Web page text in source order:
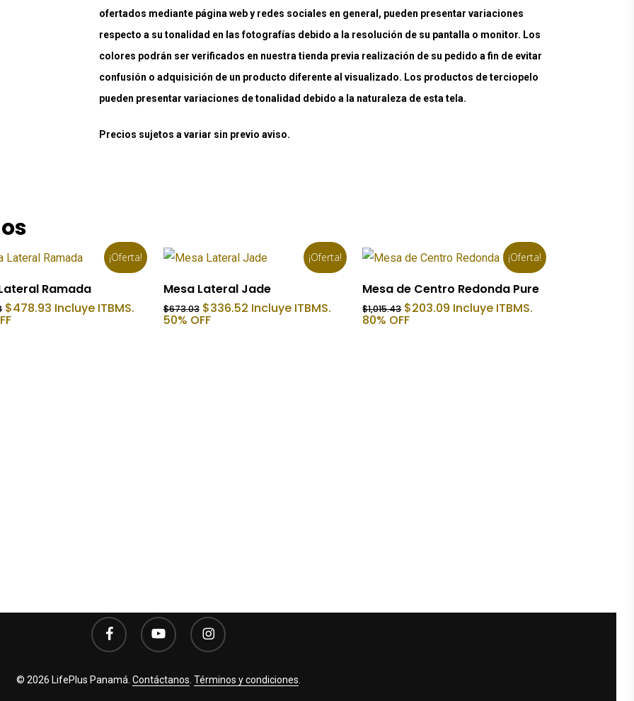
ofertados mediante página web y redes sociales en general, pueden presentar variaciones
respecto a su tonalidad en las fotografías debido a la resolución de su pantalla o monitor. Los
colores podrán ser verificados en nuestra tienda previa realización de su pedido a fin de evitar
confusión o adquisición de un producto diferente al visualizado. Los productos de terciopelo
pueden presentar variaciones de tonalidad debido a la naturaleza de esta tela.
Precios sujetos a variar sin previo aviso.
¡Oferta!
Añadir Al Carrito
Ramada
El
precio
$478.93El
precio
Incluye ITBMS.
¡Oferta!
Añadir Al Carrito
Mesa Lateral Jade
$673.03 El
precio
$336.52El
precio
Incluye ITBMS.
50% OFF
¡Oferta!
Añadir Al Carrito
Mesa de Centro Redonda Pure
$1,015.43 El
precio
$203.09 El
precio
Incluye ITBMS.
80% OFF
facebook youtube instagram
© 2026 LifePlus Panamá. Contáctanos Términos y condiciones